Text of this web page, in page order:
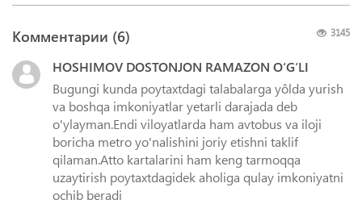
3145
Комментарии (6)
HOSHIMOV DOSTONJON RAMAZON O‘G‘LI
Bugungi kunda poytaxtdagi talabalarga yôlda yurish
va boshqa imkoniyatlar yetarli darajada deb
o'ylayman.Endi viloyatlarda ham avtobus va iloji
boricha metro yo'nalishini joriy etishni taklif
qilaman.Atto kartalarini ham keng tarmoqqa
uzaytirish poytaxtdagidek aholiga qulay imkoniyatni
ochib beradi